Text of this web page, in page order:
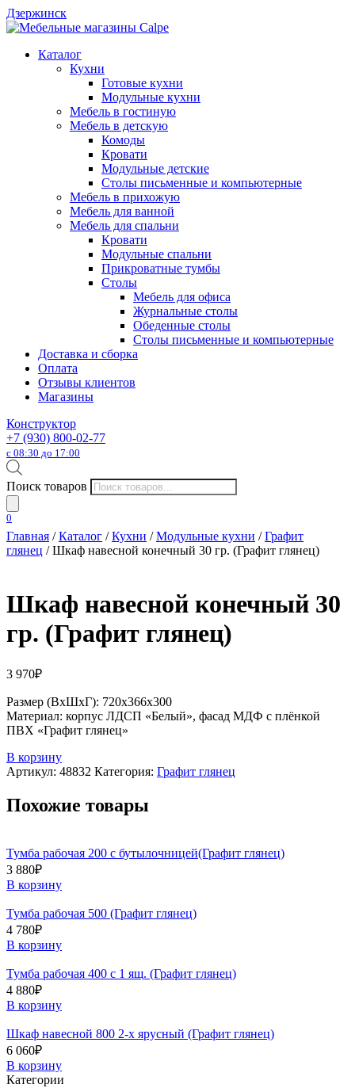
Дзержинск
Каталог
Кухни
Готовые кухни
Модульные кухни
Мебель в гостиную
Мебель в детскую
Комоды
Кровати
Модульные детские
Столы письменные и компьютерные
Мебель в прихожую
Мебель для ванной
Мебель для спальни
Кровати
Модульные спальни
Прикроватные тумбы
Столы
Мебель для офиса
Журнальные столы
Обеденные столы
Столы письменные и компьютерные
Доставка и сборка
Оплата
Отзывы клиентов
Магазины
Конструктор
+7 (930) 800-02-77
с 08:30 до 17:00
Поиск товаров
0
Главная /Каталог /Кухни /Модульные кухни /Графит
глянец / Шкаф навесной конечный 30 гр. (Графит глянец)
Шкаф навесной конечный 30
гр. (Графит глянец)
3 970₽
Размер (ВхШхГ): 720х366х300
Материал: корпус ЛДСП «Белый», фасад МДФ с плёнкой
ПВХ «Графит глянец»
В корзину
Артикул: 48832 Категория: Графит глянец
Похожие товары
Тумба рабочая 200 с бутылочницей(Графит глянец)
3 880₽
В корзину
Тумба рабочая 500 (Графит глянец)
4 780₽
В корзину
Тумба рабочая 400 с 1 ящ. (Графит глянец)
4 880₽
В корзину
Шкаф навесной 800 2-х ярусный (Графит глянец)
6 060₽
В корзину
Категории